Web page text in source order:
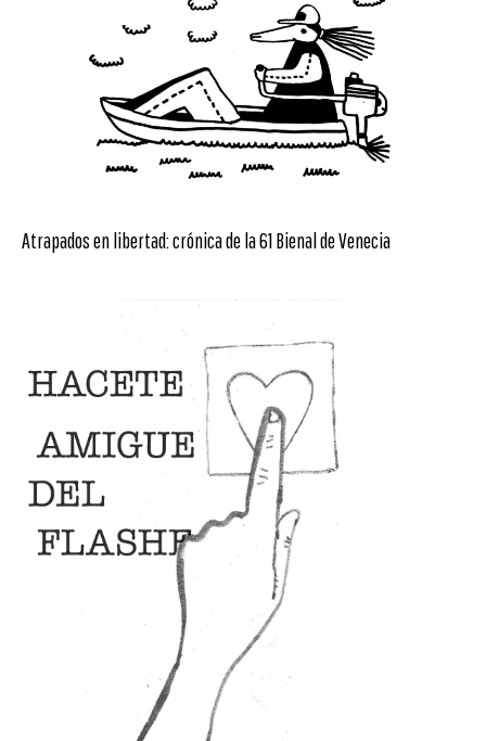
Atrapados en libertad: crónica de la 61 Bienal de Venecia